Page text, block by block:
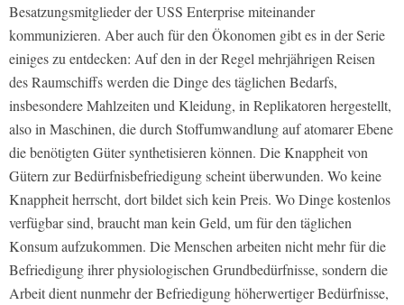
Besatzungsmitglieder der USS Enterprise miteinander
kommunizieren. Aber auch für den Ökonomen gibt es in der Serie
einiges zu entdecken: Auf den in der Regel mehrjährigen Reisen
des Raumschiffs werden die Dinge des täglichen Bedarfs,
insbesondere Mahlzeiten und Kleidung, in Replikatoren hergestellt,
also in Maschinen, die durch Stoffumwandlung auf atomarer Ebene
die benötigten Güter synthetisieren können. Die Knappheit von
Gütern zur Bedürfnisbefriedigung scheint überwunden. Wo keine
Knappheit herrscht, dort bildet sich kein Preis. Wo Dinge kostenlos
verfügbar sind, braucht man kein Geld, um für den täglichen
Konsum aufzukommen. Die Menschen arbeiten nicht mehr für die
Befriedigung ihrer physiologischen Grundbedürfnisse, sondern die
Arbeit dient nunmehr der Befriedigung höherwertiger Bedürfnisse,